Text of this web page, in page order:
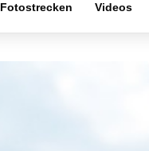
Fotostrecken Videos